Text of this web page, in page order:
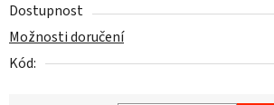
Dostupnost
Možnosti doručení
Kód: